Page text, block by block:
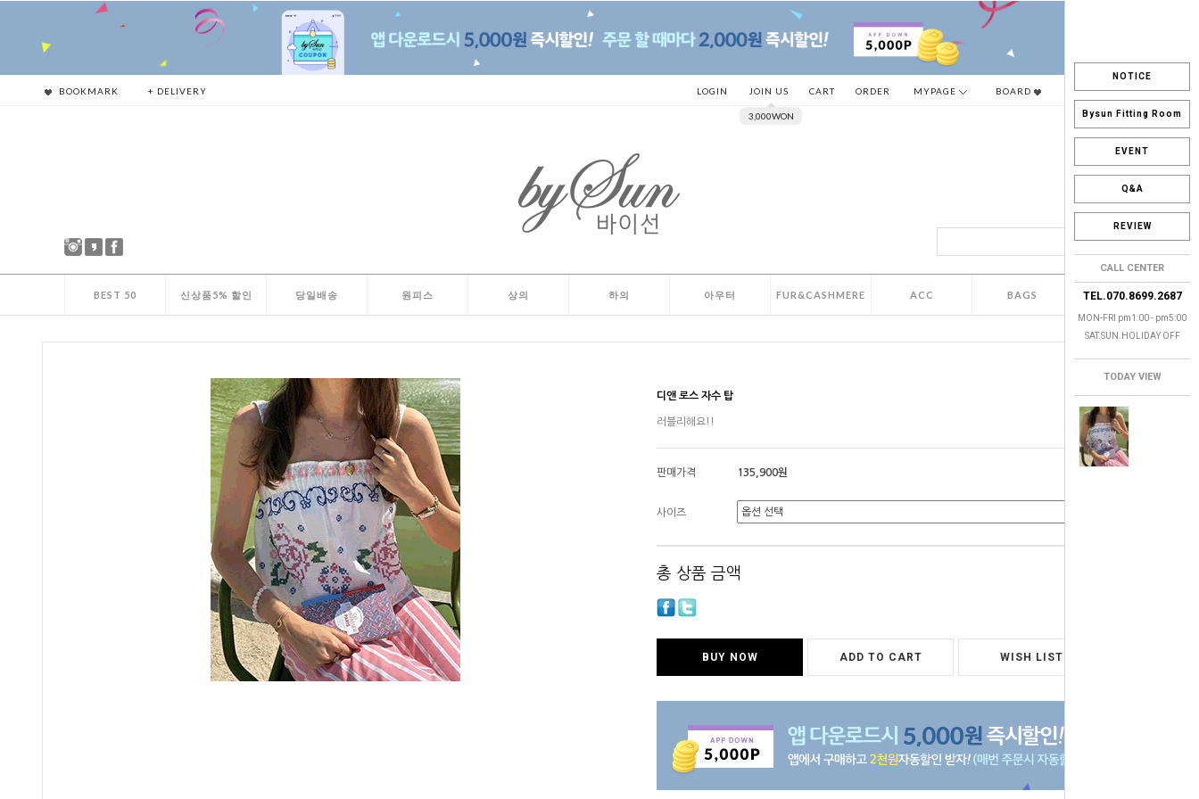
NOTICE
Bysun Fitting Room
EVENT
Q&A
REVIEW
CALL CENTER
TEL.070.8699.2687
MON-FRI pm1:00 - pm5:00
SAT.SUN.HOLIDAY OFF
TODAY VIEW
BOOKMARK + DELIVERY LOGIN JOIN US
3,000WON
CART ORDER MYPAGE BOARD
BEST 50 신상품5% 할인 당일배송 원피스 상의 하의 아우터 FUR&CASHMERE ACC BAGS SALE
디앤 로스 자수 탑
러블리해요!!
판매가격 135,900원
사이즈
총 상품 금액
BUY NOW ADD TO CART WISH LIST